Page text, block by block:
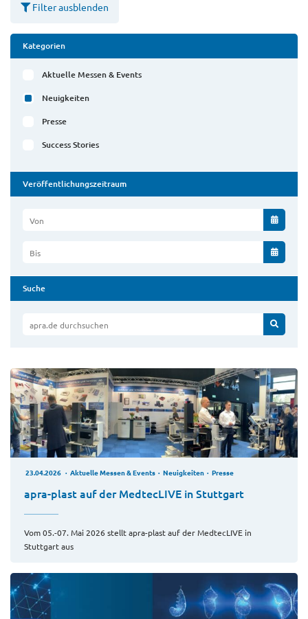
Filter ausblenden
Kategorien
Aktuelle Messen & Events
Neuigkeiten
Presse
Success Stories
Veröffentlichungszeitraum
Von
Bis
Suche
apra.de durchsuchen
23.04.2026 Aktuelle Messen & Events Neuigkeiten Presse
apra-plast auf der MedtecLIVE in Stuttgart
Vom 05.-07. Mai 2026 stellt apra-plast auf der MedtecLIVE in
Stuttgart aus